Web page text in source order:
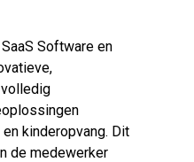
Software en
kinderopvang. Dit
de medewerker